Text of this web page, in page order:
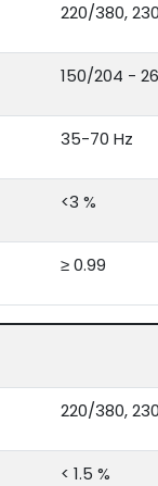
220/380,
150/204 -
35-70 Hz
<3 %
≥ 0.99
220/380,
< 1.5 %